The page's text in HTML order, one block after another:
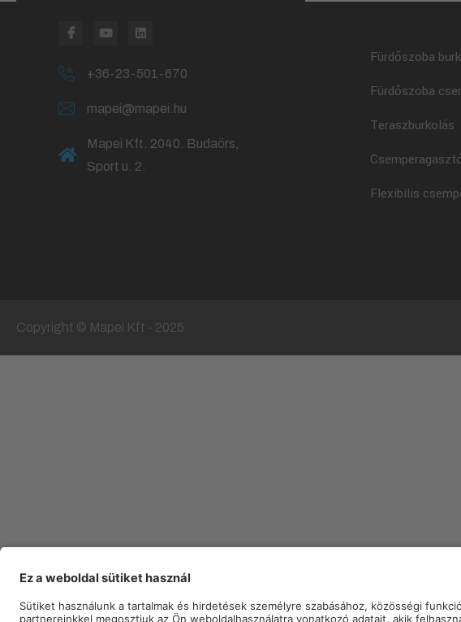
+36-23-501-670
mapei@mapei.hu
Mapei Kft. 2040. Budaörs,
Sport u. 2.
Fürdőszoba
Fürdőszoba
Teraszburkolás
Flexibilis
Copyright © Mapei Kft - 2025